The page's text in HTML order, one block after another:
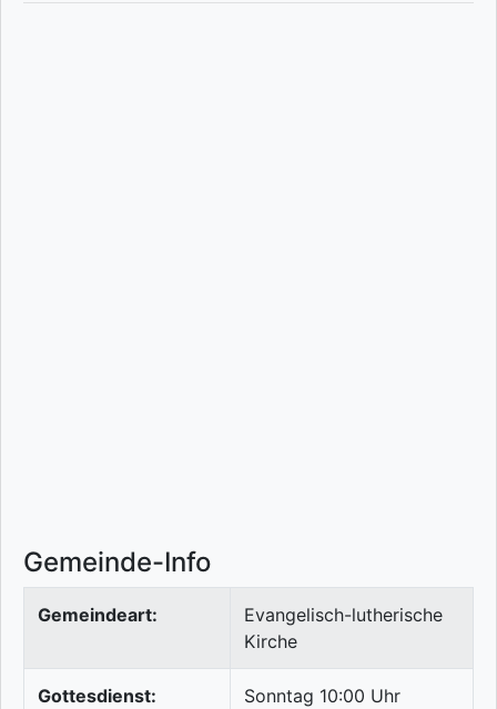
Gemeinde-Info
Gemeindeart:
Evangelisch-lutherische
Kirche
Gottesdienst: Sonntag 10:00 Uhr